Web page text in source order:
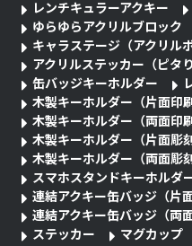
レンチキュラーアクキー
ゆらゆらアクリルブロック
キャラステージ（アクリル
アクリルステッカー（ピタり
缶バッジキーホルダー
木製キーホルダー（片面印刷
木製キーホルダー（両面印刷
木製キーホルダー（片面彫刻
木製キーホルダー（両面彫刻
スマホスタンドキーホルダ
連結アクキー缶バッジ（片面
連結アクキー缶バッジ（両面
ステッカー
マグカップ